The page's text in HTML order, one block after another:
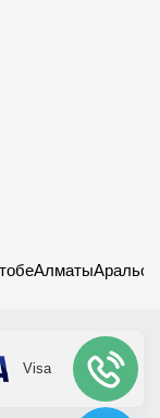
АлматыАральск
Visa